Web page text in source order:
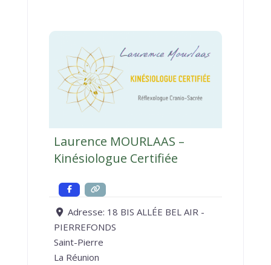
Laurence MOURLAAS –
Kinésiologue Certifiée
Adresse: 18 BIS ALLÉE BEL AIR -
PIERREFONDS
Saint-Pierre
La Réunion